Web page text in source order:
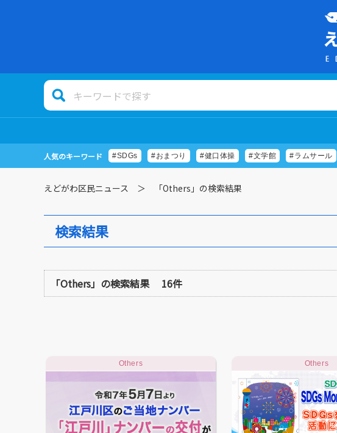
人気のキーワード #SDGs #おまつり #健口体操 #文学館 #ラムサール
えどがわ区民ニュース 「Others」の検索結果
検索結果
「Others」の検索結果 16件
Others Others